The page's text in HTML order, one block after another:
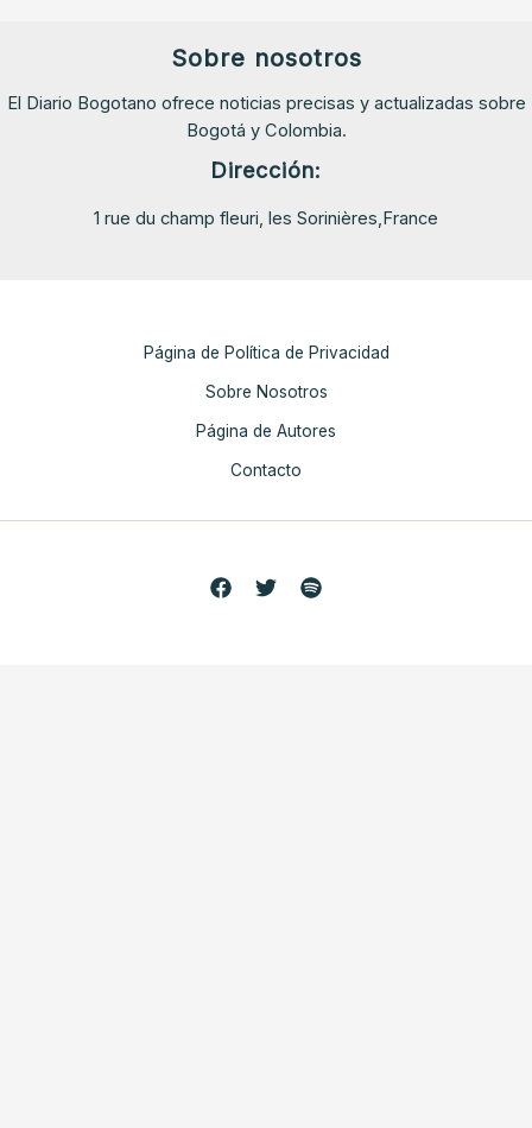
Sobre nosotros
El Diario Bogotano ofrece noticias precisas y actualizadas sobre
Bogotá y Colombia.
Dirección:
1 rue du champ fleuri, les Sorinières,France
Página de Política de Privacidad
Sobre Nosotros
Página de Autores
Contacto